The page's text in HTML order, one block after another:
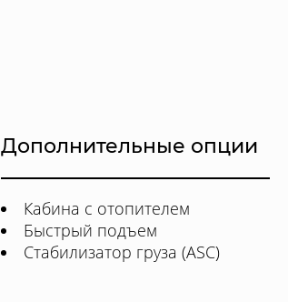
Дополнительные опции
Кабина с отопителем
Быстрый подъем
Стабилизатор груза (ASC)